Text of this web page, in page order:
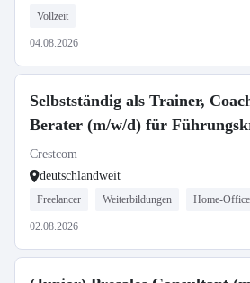
Vollzeit
04.08.2026
Selbstständig als Trainer,
Berater (m/w/d) für
Crestcom
deutschlandweit
Freelancer Weiterbildungen Home-Office
02.08.2026